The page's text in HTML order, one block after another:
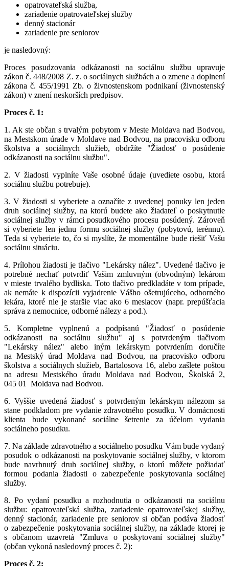
opatrovateľská služba,
zariadenie opatrovateľskej služby
denný stacionár
zariadenie pre seniorov
je nasledovný:
Proces posudzovania odkázanosti na sociálnu službu upravuje
zákon č. 448/2008 Z. z. o sociálnych službách a o zmene a doplnení
zákona č. 455/1991 Zb. o živnostenskom podnikaní (živnostenský
zákon) v znení neskorších predpisov.
Proces č. 1:
1. Ak ste občan s trvalým pobytom v Meste Moldava nad Bodvou,
na Mestskom úrade v Moldave nad Bodvou, na pracovisku odboru
školstva a sociálnych služieb, obdržíte "Žiadosť o posúdenie
odkázanosti na sociálnu službu".
2. V žiadosti vyplníte Vaše osobné údaje (uvediete osobu, ktorá
sociálnu službu potrebuje).
3. V žiadosti si vyberiete a označíte z uvedenej ponuky len jeden
druh sociálnej služby, na ktorú budete ako žiadateľ o poskytnutie
sociálnej služby v rámci posudkového procesu posúdený. Zároveň
si vyberiete len jednu formu sociálnej služby (pobytovú, terénnu).
Teda si vyberiete to, čo si myslíte, že momentálne bude riešiť Vašu
sociálnu situáciu.
4. Prílohou žiadosti je tlačivo "Lekársky nález". Uvedené tlačivo je
potrebné nechať potvrdiť Vašim zmluvným (obvodným) lekárom
v mieste trvalého bydliska. Toto tlačivo predkladáte v tom prípade,
ak nemáte k dispozícii vyjadrenie Vášho ošetrujúceho, odborného
lekára, ktoré nie je staršie viac ako 6 mesiacov (napr. prepúšťacia
správa z nemocnice, odborné nálezy a pod.).
5. Kompletne vyplnenú a podpísanú "Žiadosť o posúdenie
odkázanosti na sociálnu službu" aj s potvrdeným tlačivom
"Lekársky nález" alebo iným lekárskym potvrdením doručíte
na Mestský úrad Moldava nad Bodvou, na pracovisko odboru
školstva a sociálnych služieb, Bartalosova 16, alebo zašlete poštou
na adresu Mestského úradu Moldava nad Bodvou, Školská 2,
045 01 Moldava nad Bodvou.
6. Vyššie uvedená žiadosť s potvrdeným lekárskym nálezom sa
stane podkladom pre vydanie zdravotného posudku. V domácnosti
klienta bude vykonané sociálne šetrenie za účelom vydania
sociálneho posudku.
7. Na základe zdravotného a sociálneho posudku Vám bude vydaný
posudok o odkázanosti na poskytovanie sociálnej služby, v ktorom
bude navrhnutý druh sociálnej služby, o ktorú môžete požiadať
formou podania žiadosti o zabezpečenie poskytovania sociálnej
služby.
8. Po vydaní posudku a rozhodnutia o odkázanosti na sociálnu
službu: opatrovateľská služba, zariadenie opatrovateľskej služby,
denný stacionár, zariadenie pre seniorov si občan podáva žiadosť
o zabezpečenie poskytovania sociálnej služby, na základe ktorej je
s občanom uzavretá "Zmluva o poskytovaní sociálnej služby"
(občan vykoná nasledovný proces č. 2):
Proces č. 2: